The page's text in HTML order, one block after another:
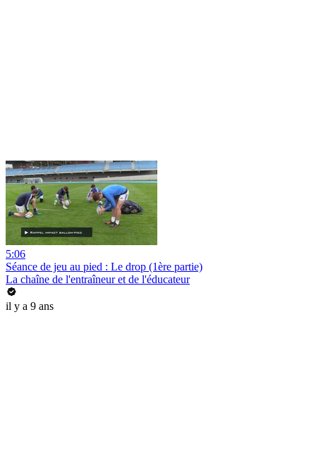
5:06
Séance de jeu au pied : Le drop (1ère partie)
La chaîne de l'entraîneur et de l'éducateur
il y a 9 ans